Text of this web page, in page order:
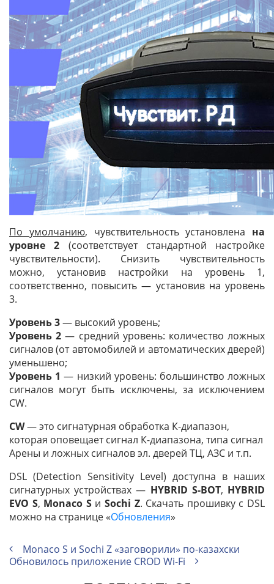
По умолчанию, чувствительность установлена на
уровне 2 (соответствует стандартной настройке
чувствительности). Снизить чувствительность
можно, установив настройки на уровень 1,
соответственно, повысить — установив на уровень
3.
Уровень 3— высокий уровень;
Уровень 2 — средний уровень: количество ложных
сигналов (от автомобилей и автоматических дверей)
уменьшено;
Уровень 1 — низкий уровень: большинство ложных
сигналов могут быть исключены, за исключением
CW.
CW— это сигнатурная обработка К-диапазон,
которая оповещает сигнал К-диапазона, типа сигнал
Арены и ложных сигналов эл. дверей ТЦ, АЗС и т.п.
DSL (Detection Sensitivity Level) доступна в наших
сигнатурных устройствах — HYBRID S-BOT, HYBRID
EVO S, Monaco SиSochi Z. Скачать прошивку с DSL
можно на странице «Обновления»
Monaco S и Sochi Z «заговорили» по-казахски
Обновилось приложение CROD Wi-Fi